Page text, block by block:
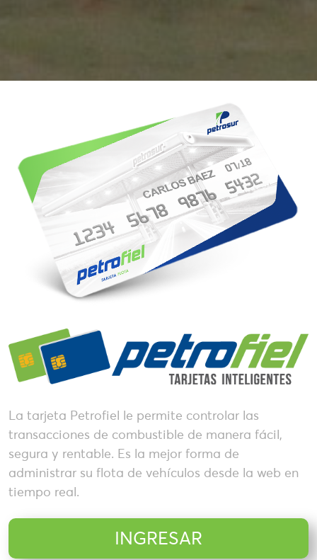
La tarjeta Petrofiel le permite controlar las
transacciones de combustible de manera fácil,
segura y rentable. Es la mejor forma de
administrar su flota de vehículos desde la web en
tiempo real.
INGRESAR